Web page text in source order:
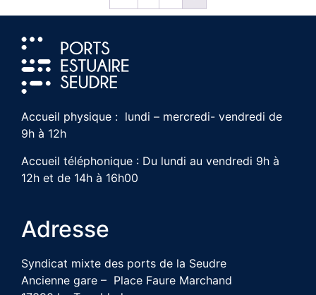
Accueil physique : lundi – mercredi- vendredi de
9h à 12h
Accueil téléphonique : Du lundi au vendredi 9h à
12h et de 14h à 16h00
Adresse
Syndicat mixte des ports de la Seudre
Ancienne gare – Place Faure Marchand